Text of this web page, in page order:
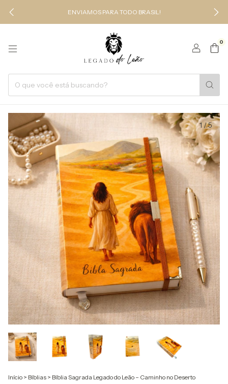
ENVIAMOS PARA TODO BRASIL!
0
1 /5
Início > Bíblias > Bíblia Sagrada Legado do Leão – Caminho no Deserto